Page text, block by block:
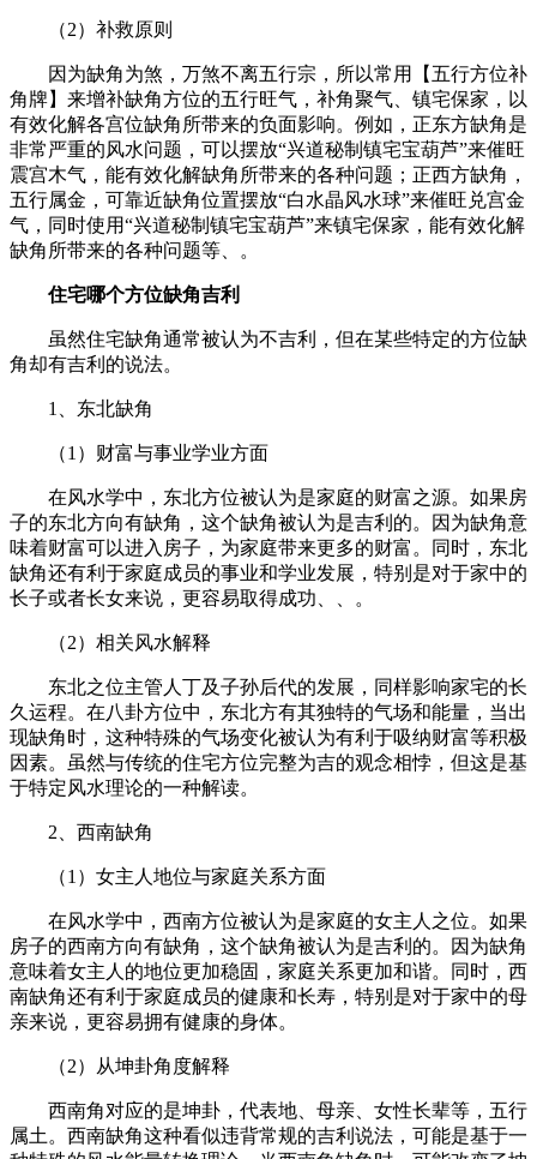
（2）补救原则
因为缺角为煞，万煞不离五行宗，所以常用【五行方位补
角牌】来增补缺角方位的五行旺气，补角聚气、镇宅保家，以
有效化解各宫位缺角所带来的负面影响。例如，正东方缺角是
非常严重的风水问题，可以摆放“兴道秘制镇宅宝葫芦”来催旺
震宫木气，能有效化解缺角所带来的各种问题；正西方缺角，
五行属金，可靠近缺角位置摆放“白水晶风水球”来催旺兑宫金
气，同时使用“兴道秘制镇宅宝葫芦”来镇宅保家，能有效化解
缺角所带来的各种问题等、。
住宅哪个方位缺角吉利
虽然住宅缺角通常被认为不吉利，但在某些特定的方位缺
角却有吉利的说法。
1、东北缺角
（1）财富与事业学业方面
在风水学中，东北方位被认为是家庭的财富之源。如果房
子的东北方向有缺角，这个缺角被认为是吉利的。因为缺角意
味着财富可以进入房子，为家庭带来更多的财富。同时，东北
缺角还有利于家庭成员的事业和学业发展，特别是对于家中的
长子或者长女来说，更容易取得成功、、。
（2）相关风水解释
东北之位主管人丁及子孙后代的发展，同样影响家宅的长
久运程。在八卦方位中，东北方有其独特的气场和能量，当出
现缺角时，这种特殊的气场变化被认为有利于吸纳财富等积极
因素。虽然与传统的住宅方位完整为吉的观念相悖，但这是基
于特定风水理论的一种解读。
2、西南缺角
（1）女主人地位与家庭关系方面
在风水学中，西南方位被认为是家庭的女主人之位。如果
房子的西南方向有缺角，这个缺角被认为是吉利的。因为缺角
意味着女主人的地位更加稳固，家庭关系更加和谐。同时，西
南缺角还有利于家庭成员的健康和长寿，特别是对于家中的母
亲来说，更容易拥有健康的身体。
（2）从坤卦角度解释
西南角对应的是坤卦，代表地、母亲、女性长辈等，五行
属土。西南缺角这种看似违背常规的吉利说法，可能是基于一